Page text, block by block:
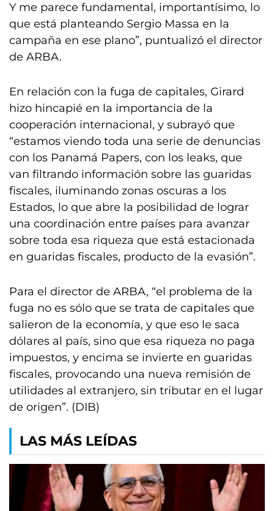
Y me parece fundamental, importantísimo, lo
que está planteando Sergio Massa en la
campaña en ese plano”, puntualizó el director
de ARBA.
En relación con la fuga de capitales, Girard
hizo hincapié en la importancia de la
cooperación internacional, y subrayó que
“estamos viendo toda una serie de denuncias
con los Panamá Papers, con los leaks, que
van filtrando información sobre las guaridas
fiscales, iluminando zonas oscuras a los
Estados, lo que abre la posibilidad de lograr
una coordinación entre países para avanzar
sobre toda esa riqueza que está estacionada
en guaridas fiscales, producto de la evasión”.
Para el director de ARBA, “el problema de la
fuga no es sólo que se trata de capitales que
salieron de la economía, y que eso le saca
dólares al país, sino que esa riqueza no paga
impuestos, y encima se invierte en guaridas
fiscales, provocando una nueva remisión de
utilidades al extranjero, sin tributar en el lugar
de origen”. (DIB)
LAS MÁS LEÍDAS